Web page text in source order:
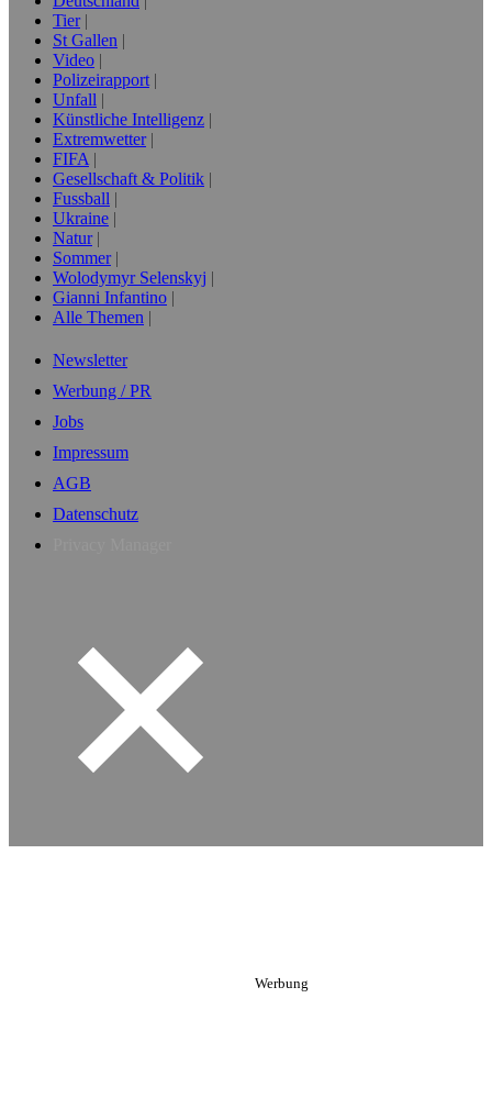
Tier
St Gallen
Video
Polizeirapport
Unfall
Künstliche Intelligenz
Extremwetter
FIFA
Gesellschaft & Politik
Fussball
Ukraine
Natur
Sommer
Wolodymyr Selenskyj
Gianni Infantino
Alle Themen
Newsletter
Werbung / PR
Jobs
Impressum
AGB
Datenschutz